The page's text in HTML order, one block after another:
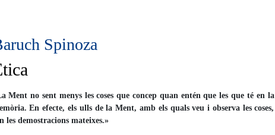
Spinoza
Ment no sent menys les coses que concep quan entén que les que té en la
En efecte, els ulls de la Ment, amb els quals veu i observa les coses,
les demostracions mateixes.»